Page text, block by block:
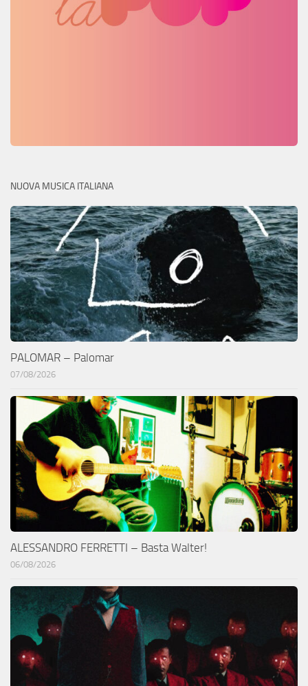
NUOVA MUSICA ITALIANA
PALOMAR – Palomar
07/08/2026
ALESSANDRO FERRETTI – Basta Walter!
06/08/2026